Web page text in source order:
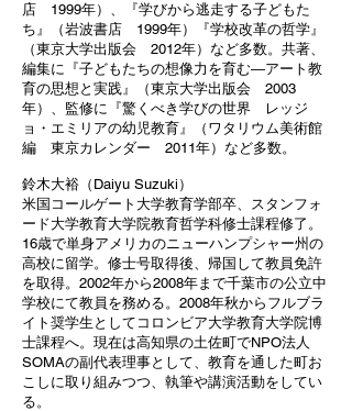
店 1999年）、『学びから逃走する子どもた
ち』（岩波書店 1999年）『学校改革の哲学』
（東京大学出版会 2012年）など多数。共著、
編集に『子どもたちの想像力を育む―アート教
育の思想と実践』（東京大学出版会 2003
年）、監修に『驚くべき学びの世界 レッジ
ョ・エミリアの幼児教育』（ワタリウム美術館
編 東京カレンダー 2011年）など多数。
​鈴木大裕（Daiyu Suzuki）
米国コールゲート大学教育学部卒、スタンフォ
ード大学教育大学院教育哲学科修士課程修了。
16歳で単身アメリカのニューハンプシャー州の
高校に留学。修士号取得後、帰国して教員免許
を取得。2002年から2008年まで千葉市の公立中
学校にて教員を務める。2008年秋からフルブラ
イト奨学生としてコロンビア大学教育大学院博
士課程へ。現在は高知県の土佐町でNPO法人
SOMAの副代表理事として、教育を通した町お
こしに取り組みつつ、執筆や講演活動をしてい
る。